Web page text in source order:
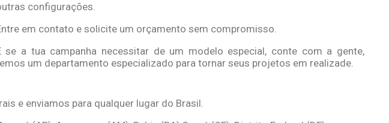
configurações.
em contato e solicite um orçamento sem compromisso.
se a tua campanha necessitar de um modelo especial, conte com a gente,
um departamento especializado para tornar seus projetos em realizade.
e enviamos para qualquer lugar do Brasil.